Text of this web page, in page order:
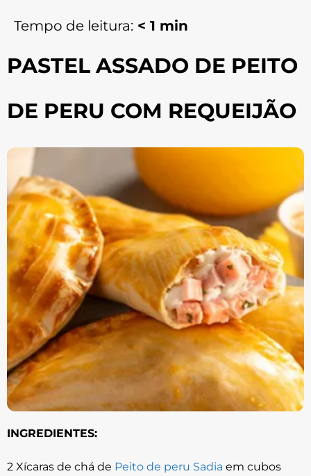
Tempo de leitura: < 1 min
PASTEL ASSADO DE PEITO
DE PERU COM REQUEIJÃO
INGREDIENTES:
2 Xícaras de chá de Peito de peru Sadia em cubos